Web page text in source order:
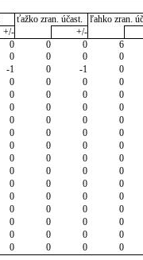
ťažko zran. účast. ľahko zran.
+/- +/-
0 0 0 6
0 0 0 0
-1 0 -1 0
0 0 0 0
0 0 0 0
0 0 0 0
0 0 0 0
0 0 0 0
0 0 0 0
0 0 0 0
0 0 0 0
0 0 0 0
0 0 0 0
0 0 0 0
0 0 0 0
0 0 0 0
0 0 0 0